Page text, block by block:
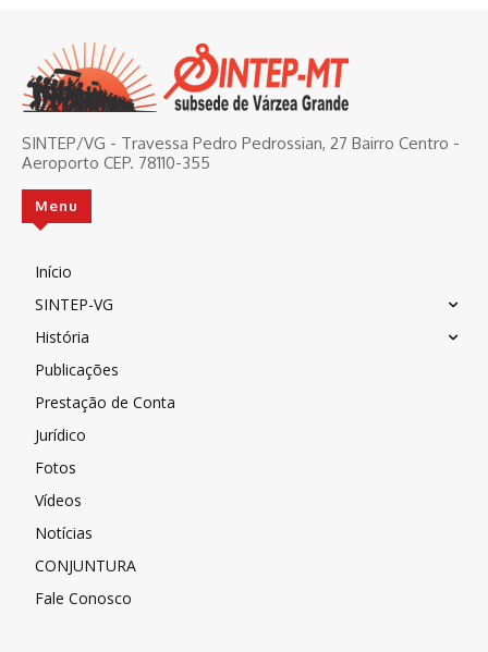
SINTEP/VG - Travessa Pedro Pedrossian, 27 Bairro Centro -
Aeroporto CEP. 78110-355
Menu
Início
SINTEP-VG
História
Publicações
Prestação de Conta
Jurídico
Fotos
Vídeos
Notícias
CONJUNTURA
Fale Conosco